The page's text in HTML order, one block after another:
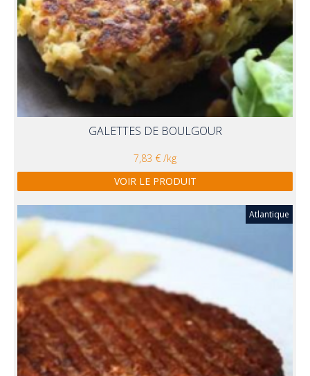
GALETTES DE BOULGOUR
7,83 € /kg
VOIR LE PRODUIT
Atlantique